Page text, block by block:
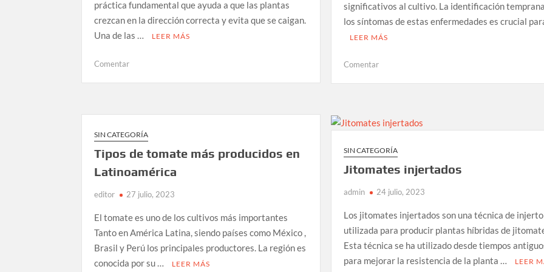
práctica fundamental que ayuda a que las plantas
crezcan en la dirección correcta y evita que se caigan.
Una de las …
LEER MÁS
Comentaren
para
tutoreo
disponibles
en
el
agrícola
significativos al cultivo. La identificación
los síntomas de estas enfermedades es crucial
LEER MÁS
Comentaren
un
cultivo
tomates
enfermo
SIN CATEGORÍA
Tipos de tomate más producidos en
Latinoamérica
editor 27 julio, 2023
El tomate es uno de los cultivos más importantes
Tanto en América Latina, siendo países como México ,
Brasil y Perú los principales productores. La región es
conocida por su …
LEER MÁS
SIN CATEGORÍA
Jitomates injertados
admin 24 julio, 2023
Los jitomates injertados son una técnica de injerto
utilizada para producir plantas híbridas de
Esta técnica se ha utilizado desde tiempos
para mejorar la resistencia de la planta …
LEER